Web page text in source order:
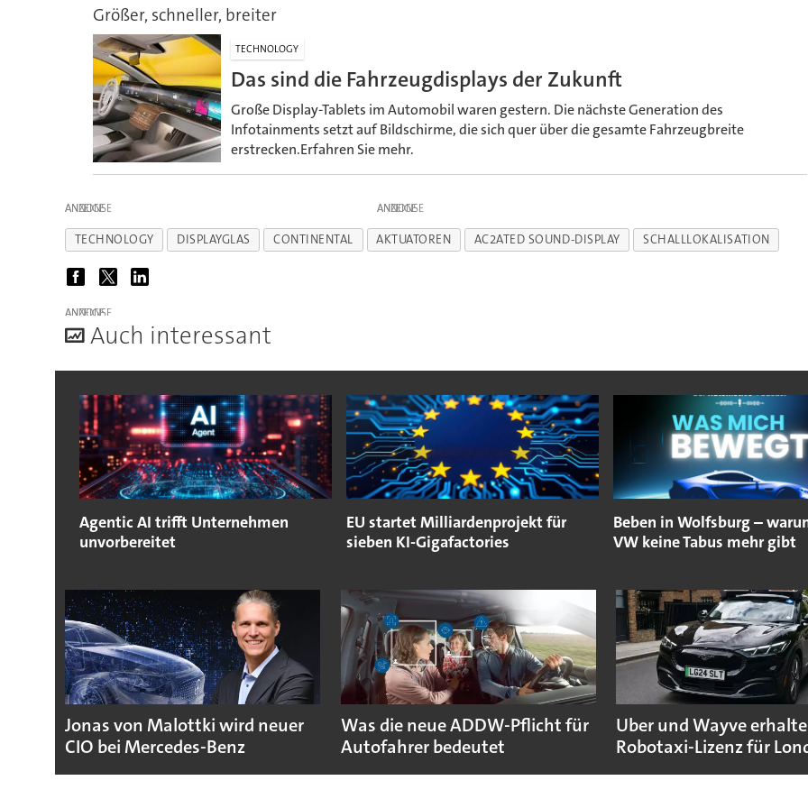
Größer, schneller, breiter
TECHNOLOGY
Das sind die Fahrzeugdisplays der Zukunft
Große Display-Tablets im Automobil waren gestern. Die nächste Generation des
Infotainments setzt auf Bildschirme, die sich quer über die gesamte Fahrzeugbreite
erstrecken.Erfahren Sie mehr.
ANZEIGE ANZEIGE
TECHNOLOGY DISPLAYGLAS CONTINENTAL AKTUATOREN AC2ATED SOUND-DISPLAY SCHALLLOKALISATION
ANZEIGE
Auch interessant
Agentic AI trifft Unternehmen
unvorbereitet
EU startet Milliardenprojekt für
sieben KI-Gigafactories
Beben in Wolfsburg –
VW keine Tabus mehr gibt
Jonas von Malottki wird neuer
CIO bei Mercedes-Benz
Was die neue ADDW-Pflicht für
Autofahrer bedeutet
Uber und Wayve
Robotaxi-Lizenz für